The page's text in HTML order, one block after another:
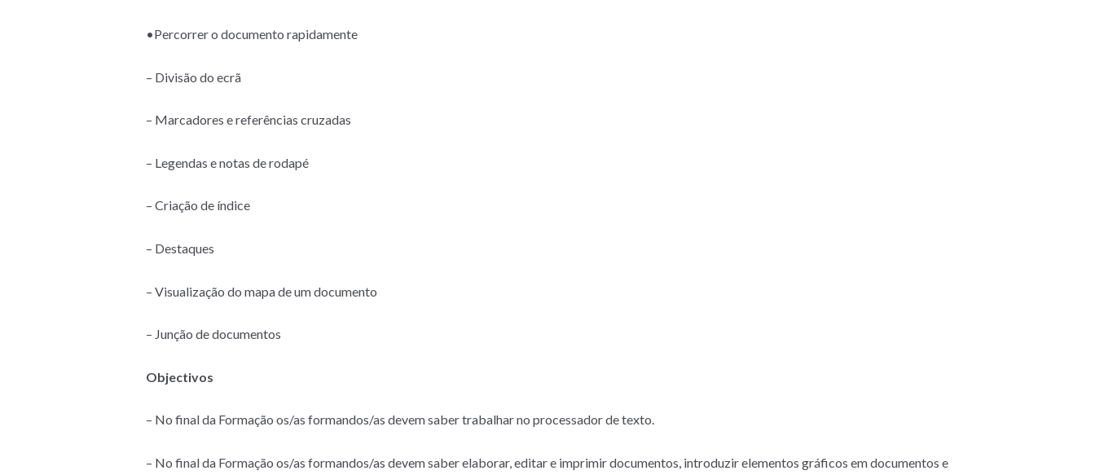
•Percorrer o documento rapidamente
– Divisão do ecrã
– Marcadores e referências cruzadas
– Legendas e notas de rodapé
– Criação de índice
– Destaques
– Visualização do mapa de um documento
– Junção de documentos
Objectivos
– No final da Formação os/as formandos/as devem saber trabalhar no processador de texto.
– No final da Formação os/as formandos/as devem saber elaborar, editar e imprimir documentos, introduzir elementos gráficos em documentos e